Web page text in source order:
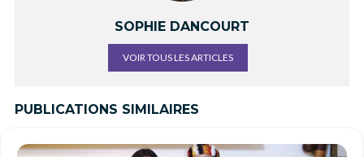
SOPHIE DANCOURT
VOIR TOUS LES ARTICLES
PUBLICATIONS SIMILAIRES